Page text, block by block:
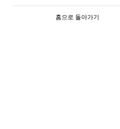
홈으로 돌아가기